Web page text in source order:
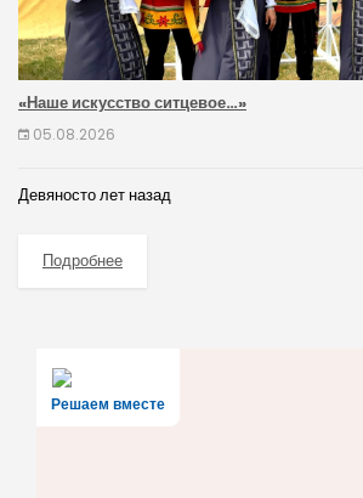
«Наше искусство ситцевое…»
05.08.2026
Девяносто лет назад
Подробнее
Решаем вместе